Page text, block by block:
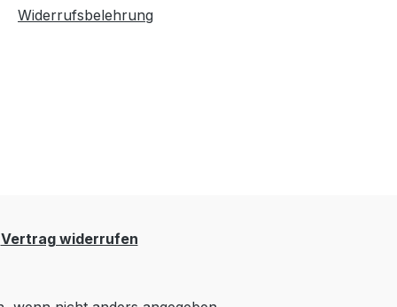
Widerrufsbelehrung
Vertrag widerrufen